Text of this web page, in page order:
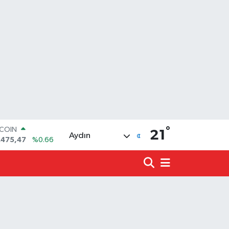
%0.66
Aydın 21 °